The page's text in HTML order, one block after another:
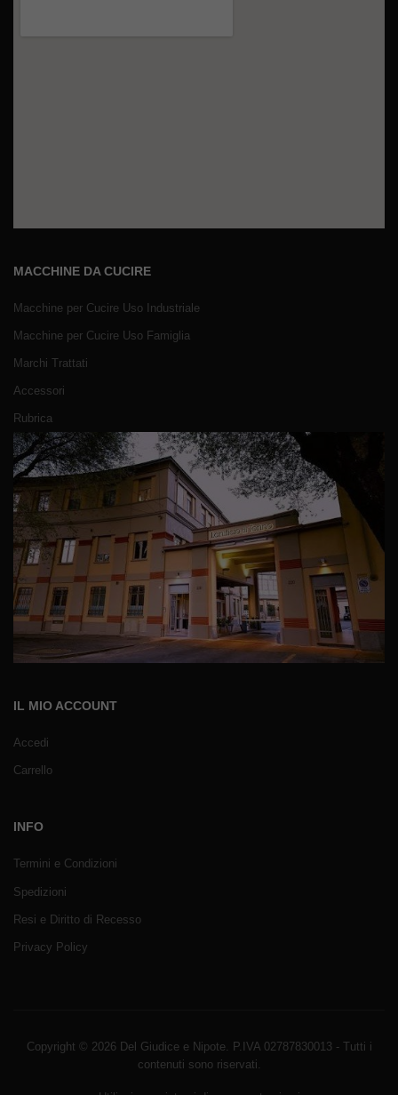
MACCHINE DA CUCIRE
Macchine per Cucire Uso Industriale
Macchine per Cucire Uso Famiglia
Marchi Trattati
Accessori
Rubrica
IL MIO ACCOUNT
Accedi
Carrello
INFO
Termini e Condizioni
Spedizioni
Resi e Diritto di Recesso
Privacy Policy
Copyright © 2026 Del Giudice e Nipote. P.IVA 02787830013 - Tutti i
contenuti sono riservati.